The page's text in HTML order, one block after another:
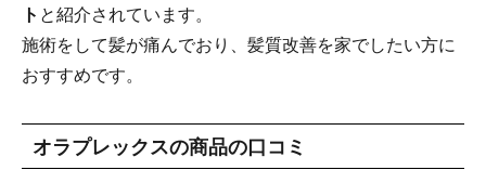
ト と紹介されています。
施術をして髪が痛んでおり、髪質改善を家でしたい方に
おすすめです。
オラプレックスの商品の口コミ